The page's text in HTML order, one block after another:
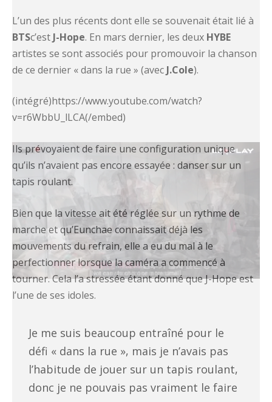
L’un des plus récents dont elle se souvenait était lié à
BTSc’est J-Hope. En mars dernier, les deux HYBE
artistes se sont associés pour promouvoir la chanson
de ce dernier « dans la rue » (avec J.Cole).
(intégré)https://www.youtube.com/watch?
v=r6WbbU_lLCA(/embed)
Ils prévoyaient de faire une configuration unique
qu’ils n’avaient pas encore essayée : danser sur un
tapis roulant.
Bien que la vitesse ait été réglée sur un rythme de
marche et qu’Eunchae connaissait déjà les
mouvements du refrain, elle a eu du mal à le
perfectionner lorsque la caméra a commencé à
tourner. Cela l’a stressée étant donné que J-Hope est
l’une de ses idoles.
Je me suis beaucoup entraîné pour le
défi « dans la rue », mais je n’avais pas
l’habitude de jouer sur un tapis roulant,
donc je ne pouvais pas vraiment le faire